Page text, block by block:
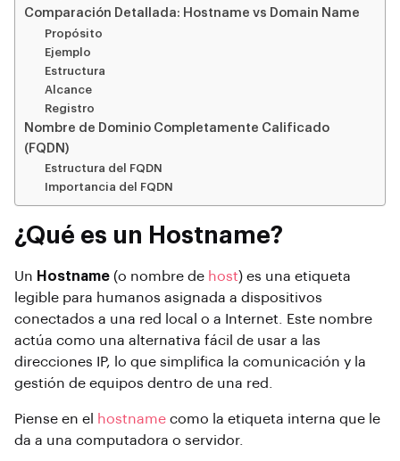
Comparación Detallada: Hostname vs Domain Name
Propósito
Ejemplo
Estructura
Alcance
Registro
Nombre de Dominio Completamente Calificado
(FQDN)
Estructura del FQDN
Importancia del FQDN
¿Qué es un Hostname?
Un Hostname (o nombre de host) es una etiqueta
legible para humanos asignada a dispositivos
conectados a una red local o a Internet. Este nombre
actúa como una alternativa fácil de usar a las
direcciones IP, lo que simplifica la comunicación y la
gestión de equipos dentro de una red.
Piense en el hostname como la etiqueta interna que le
da a una computadora o servidor.